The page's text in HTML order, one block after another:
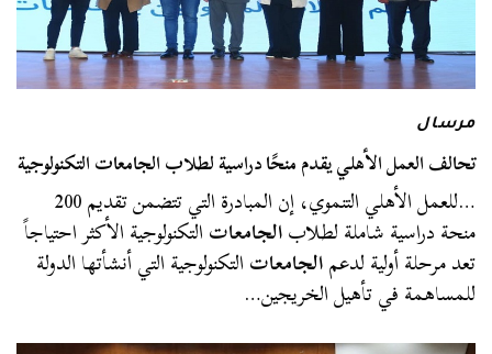
مرسال
تحالف العمل الأهلي يقدم منحًا دراسية لطلاب الجامعات التكنولوجية
…للعمل الأهلي التنموي، إن المبادرة التي تتضمن تقديم 200
منحة دراسية شاملة لطلابالجامعاتالتكنولوجية الأكثر احتياجاً
تعد مرحلة أولية لدعمالجامعاتالتكنولوجية التي أنشأتها الدولة
للمساهمة في تأهيل الخريجين…